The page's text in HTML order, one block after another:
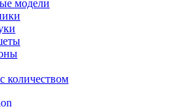
модели
количеством